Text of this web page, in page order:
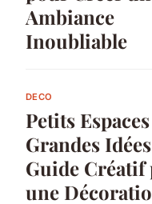
Ambiance
Inoubliable
DECO
Petits Espaces
Grandes
Guide Créatif
une